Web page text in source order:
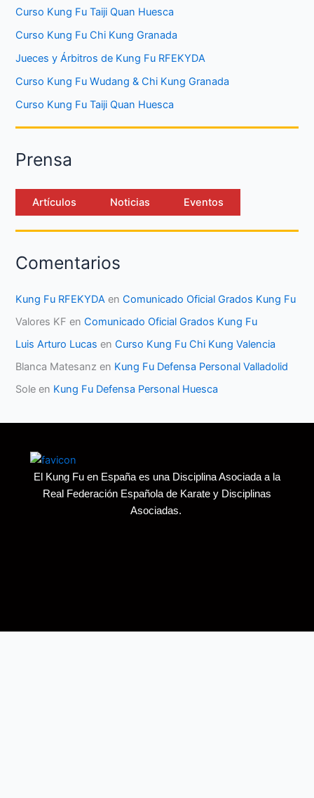
Curso Kung Fu Taiji Quan Huesca
Curso Kung Fu Chi Kung Granada
Jueces y Árbitros de Kung Fu RFEKYDA
Curso Kung Fu Wudang & Chi Kung Granada
Curso Kung Fu Taiji Quan Huesca
Prensa
Artículos Noticias Eventos
Comentarios
Kung Fu RFEKYDA enComunicado Oficial Grados Kung Fu
Valores KF enComunicado Oficial Grados Kung Fu
Luis Arturo Lucas enCurso Kung Fu Chi Kung Valencia
Blanca Matesanz en Kung Fu Defensa Personal Valladolid
Sole en Kung Fu Defensa Personal Huesca
El Kung Fu en España es una Disciplina Asociada a la
Real Federación Española de Karate y Disciplinas
Asociadas.